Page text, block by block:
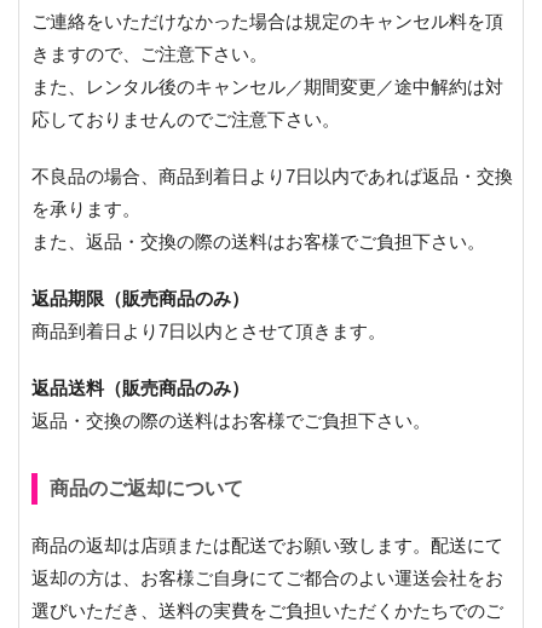
ご連絡をいただけなかった場合は規定のキャンセル料を頂
きますので、ご注意下さい。
また、レンタル後のキャンセル／期間変更／途中解約は対
応しておりませんのでご注意下さい。
不良品の場合、商品到着日より7日以内であれば返品・交換
を承ります。
また、返品・交換の際の送料はお客様でご負担下さい。
返品期限（販売商品のみ）
商品到着日より7日以内とさせて頂きます。
返品送料（販売商品のみ）
返品・交換の際の送料はお客様でご負担下さい。
商品のご返却について
商品の返却は店頭または配送でお願い致します。配送にて
返却の方は、お客様ご自身にてご都合のよい運送会社をお
選びいただき、送料の実費をご負担いただくかたちでのご